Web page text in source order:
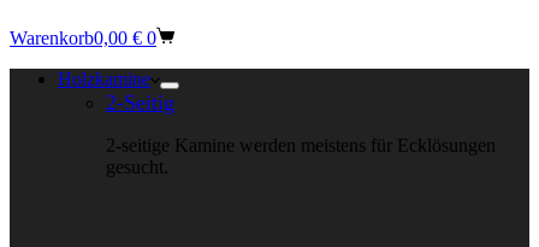
Warenkorb0,00 € 0
Holzkamine
2-Seitig
2-seitige Kamine werden meistens für Ecklösungen
gesucht.